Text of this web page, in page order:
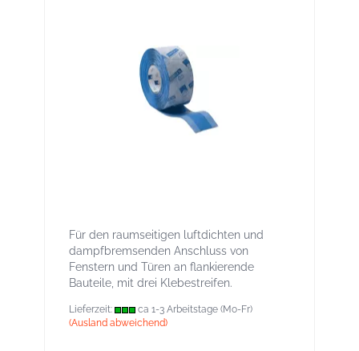
Für den raumseitigen luftdichten und
dampfbremsenden Anschluss von
Fenstern und Türen an flankierende
Bauteile, mit drei Klebestreifen.
Lieferzeit:
ca 1-3 Arbeitstage (Mo-Fr)
(Ausland abweichend)